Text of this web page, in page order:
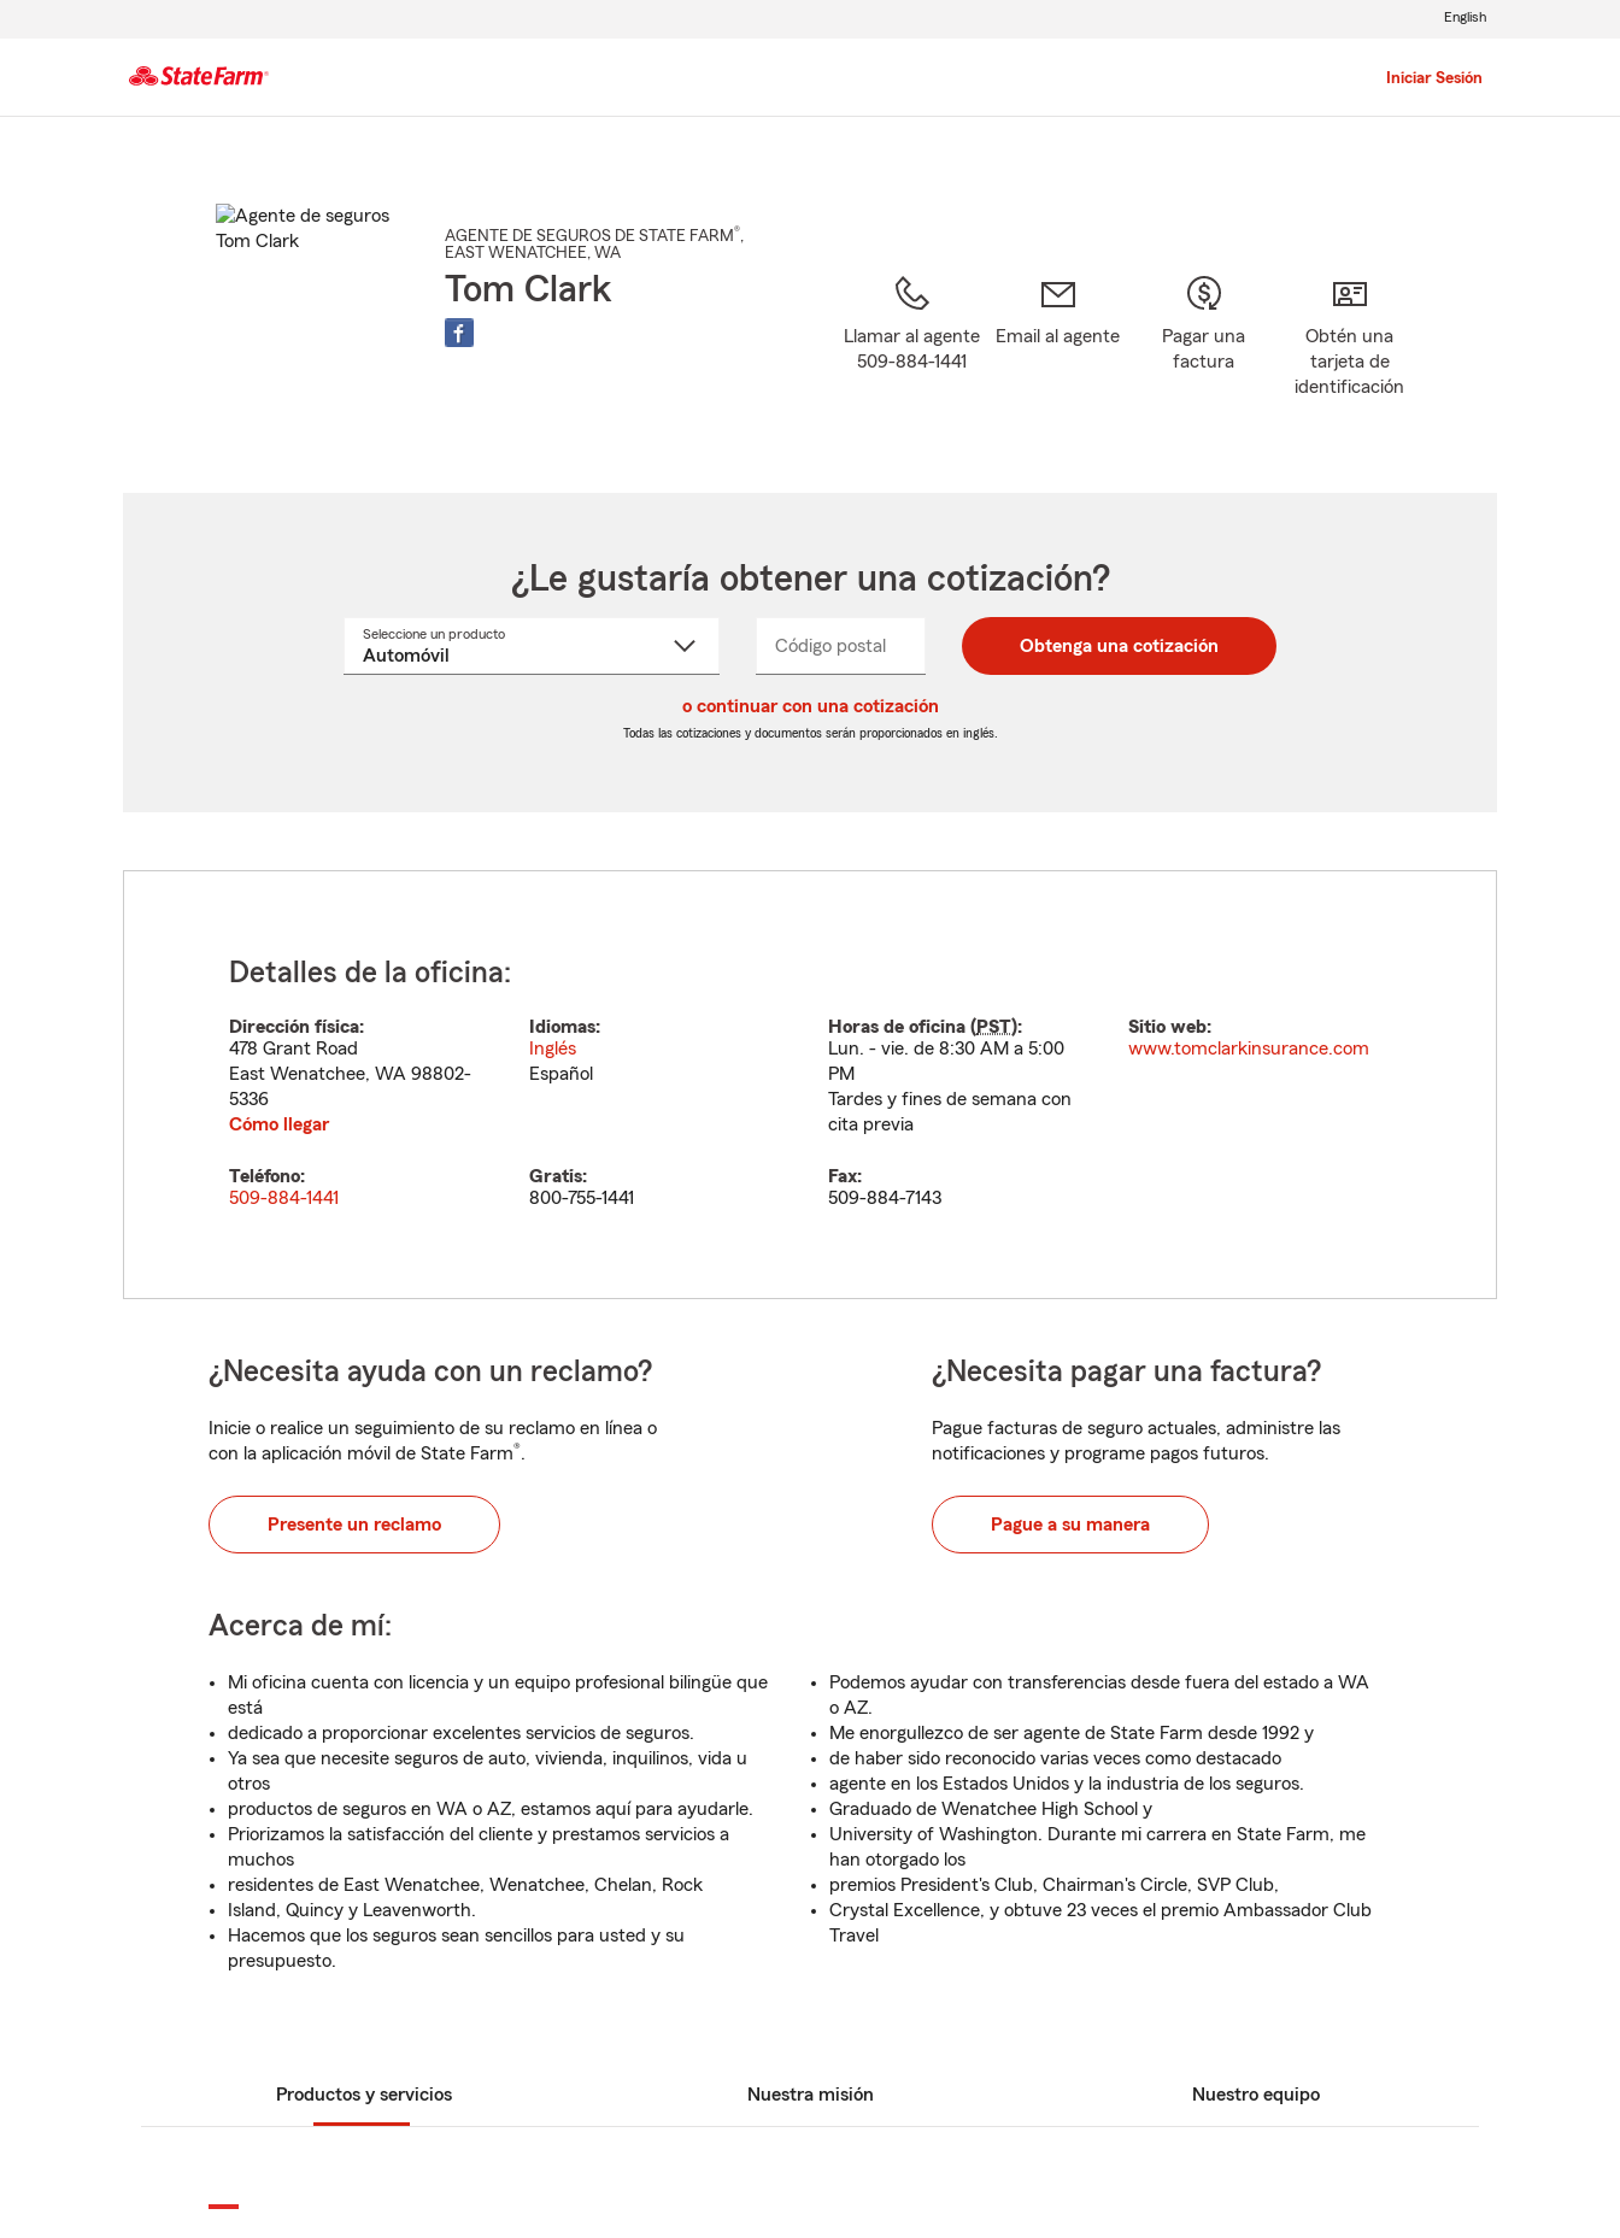
Iniciar Sesión
English
AGENTE DE SEGUROS DE STATE FARM®,
EAST WENATCHEE, WA
Tom Clark
Llamar al agente
509-884-1441
Email al agente
Pagar una
factura
Obtén una
tarjeta de
identificación
¿Le gustaría obtener una cotización?
Seleccione un productoSeleccione
Código postal
postal
de
postal
de
_____ Obtenga una cotización
o continuar con una cotización
Todas las cotizaciones y documentos serán proporcionados en inglés.
Detalles de la oficina:
Dirección física:
478 Grant Road
East Wenatchee, WA 98802-
5336
Cómo llegar
Idiomas:
Inglés
Español
Horas de oficina (PST):
Lun. - vie. de 8:30 AM a 5:00
PM
Tardes y fines de semana con
cita previa
Sitio web:
www.tomclarkinsurance.com
Teléfono:
509-884-1441
Gratis:
800-755-1441
Fax:
509-884-7143
¿Necesita ayuda con un reclamo?
Inicie o realice un seguimiento de su reclamo en línea o
con la aplicación móvil de State Farm®.
Presente un reclamo
¿Necesita pagar una factura?
Pague facturas de seguro actuales, administre las
notificaciones y programe pagos futuros.
Pague a su manera
Acerca de mí:
Mi oficina cuenta con licencia y un equipo profesional bilingüe que
está
dedicado a proporcionar excelentes servicios de seguros.
Ya sea que necesite seguros de auto, vivienda, inquilinos, vida u
otros
productos de seguros en WA o AZ, estamos aquí para ayudarle.
Priorizamos la satisfacción del cliente y prestamos servicios a
muchos
residentes de East Wenatchee, Wenatchee, Chelan, Rock
Island, Quincy y Leavenworth.
Hacemos que los seguros sean sencillos para usted y su
presupuesto.
Podemos ayudar con transferencias desde fuera del estado a WA
o AZ.
Me enorgullezco de ser agente de State Farm desde 1992 y
de haber sido reconocido varias veces como destacado
agente en los Estados Unidos y la industria de los seguros.
Graduado de Wenatchee High School y
University of Washington. Durante mi carrera en State Farm, me
han otorgado los
premios President's Club, Chairman's Circle, SVP Club,
Crystal Excellence, y obtuve 23 veces el premio Ambassador Club
Travel
Productos y servicios Nuestra misión Nuestro equipo